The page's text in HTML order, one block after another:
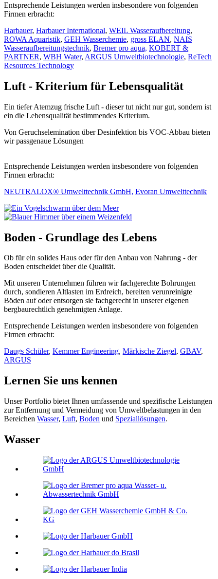
Entsprechende Leistungen werden insbesondere von folgenden
Firmen erbracht:
Harbauer, Harbauer International, WEIL Wasseraufbereitung,
ROWA Aquaristik, GEH Wasserchemie, gross ELAN, NAIS
Wasseraufbereitungstechnik, Bremer pro aqua, KOBERT &
PARTNER, WBH Water, ARGUS Umweltbiotechnologie, ReTech
Resources Technology
Luft - Kriterium für Lebensqualität
Ein tiefer Atemzug frische Luft - dieser tut nicht nur gut, sondern ist
ein die Lebensqualität bestimmendes Kriterium.
Von Geruchselemination über Desinfektion bis VOC-Abbau bieten
wir passgenaue Lösungen
Entsprechende Leistungen werden insbesondere von folgenden
Firmen erbracht:
NEUTRALOX® Umwelttechnik GmbH, Evoran Umwelt­technik
Boden - Grundlage des Lebens
Ob für ein solides Haus oder für den Anbau von Nahrung - der
Boden entscheidet über die Qualität.
Mit unseren Unternehmen führen wir fachgerechte Bohrungen
durch, sondieren Altlasten im Erdreich, bereiten verunreinigte
Böden auf oder entsorgen sie fachgerecht in unserer eigenen
bergbaurechtlich genehmigten Anlage.
Entsprechende Leistungen werden insbesondere von folgenden
Firmen erbracht:
Daugs Schüler, Kemmer Engineering, Märkische Ziegel, GBAV,
ARGUS
Lernen Sie uns kennen
Unser Portfolio bietet Ihnen umfassende und spezifische Leistungen
zur Entfernung und Vermeidung von Umweltbelastungen in den
Bereichen Wasser, Luft, Boden und Speziallösungen.
Wasser